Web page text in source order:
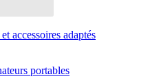
accessoires adaptés
portables